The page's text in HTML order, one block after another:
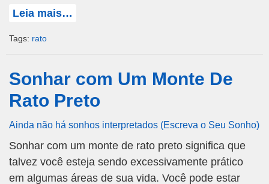
Leia mais…
Tags: rato
Sonhar com Um Monte De
Rato Preto
Ainda não há sonhos interpretados (Escreva o Seu Sonho)
Sonhar com um monte de rato preto significa que
talvez você esteja sendo excessivamente prático
em algumas áreas de sua vida. Você pode estar